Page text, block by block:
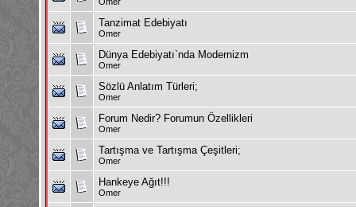
Tanzimat Edebiyatı
Omer
Dünya Edebiyatı`nda Modernizm
Omer
Sözlü Anlatım Türleri;
Omer
Forum Nedir? Forumun Özellikleri
Omer
Tartışma ve Tartışma Çeşitleri;
Omer
Hankeye Ağıt!!!
Omer